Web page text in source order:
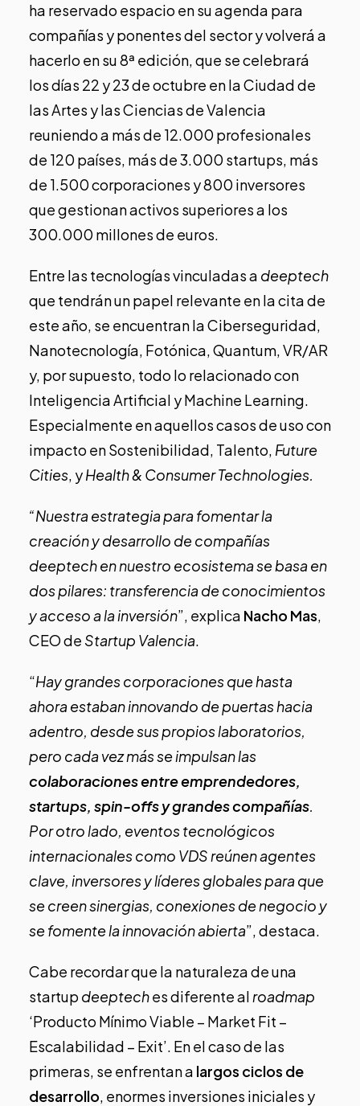
ha reservado espacio en su agenda para
compañías y ponentes del sector y volverá a
hacerlo en su 8ª edición, que se celebrará
los días 22 y 23 de octubre en la Ciudad de
las Artes y las Ciencias de Valencia
reuniendo a más de 12.000 profesionales
de 120 países, más de 3.000 startups, más
de 1.500 corporaciones y 800 inversores
que gestionan activos superiores a los
300.000 millones de euros.
Entre las tecnologías vinculadas a deeptech
que tendrán un papel relevante en la cita de
este año, se encuentran la Ciberseguridad,
Nanotecnología, Fotónica, Quantum, VR/AR
y, por supuesto, todo lo relacionado con
Inteligencia Artificial y Machine Learning.
Especialmente en aquellos casos de uso con
impacto en Sostenibilidad, Talento, Future
Cities, yHealth & Consumer Technologies.
“Nuestra estrategia para fomentar la
creación y desarrollo de compañías
deeptechen nuestro ecosistema se basa en
dos pilares: transferencia de conocimientos
y acceso a la inversión”, explica Nacho Mas,
CEO de Startup Valencia.
“Hay grandes corporaciones que hasta
ahora estaban innovando de puertas hacia
adentro, desde sus propios laboratorios,
pero cada vez más se impulsan las
colaboraciones entre emprendedores,
startups, spin-offsy grandes compañías.
Por otro lado, eventos tecnológicos
internacionales como VDS reúnen agentes
clave, inversores y líderes globales para que
se creen sinergias, conexiones de negocio y
se fomente la innovación abierta”, destaca.
Cabe recordar que la naturaleza de una
startup deepteches diferente al roadmap
‘Producto Mínimo Viable – Market Fit –
Escalabilidad – Exit’. En el caso de las
primeras, se enfrentan a largos ciclos de
desarrollo, enormes inversiones iniciales y